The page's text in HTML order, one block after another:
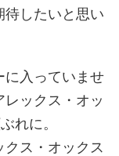
待したいと思い
に入っていませ
ックス・オッ
れに。
ス・オックス